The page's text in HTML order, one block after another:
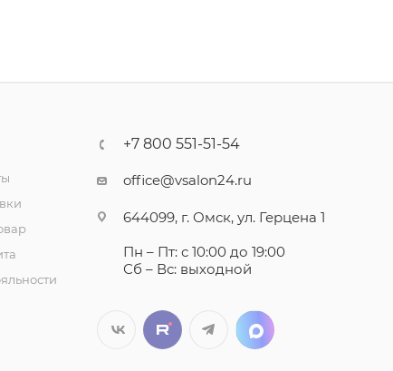
+7 800 551-51-54
office@vsalon24.ru
644099, г. Омск, ул. Герцена 1
Пн – Пт: с 10:00 до 19:00
Сб – Вс: выходной